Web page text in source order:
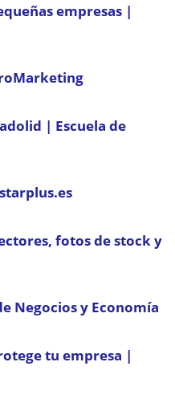
empresas |
| Escuela de
fotos de stock y
Negocios y Economía
tu empresa |